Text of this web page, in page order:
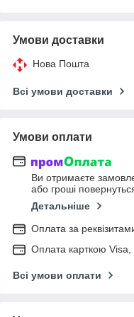
Умови доставки
Нова Пошта
Всі умови доставки
Умови оплати
Ви отримаєте
або гроші
Детальніше
Оплата за
Оплата карткою
Всі умови оплати